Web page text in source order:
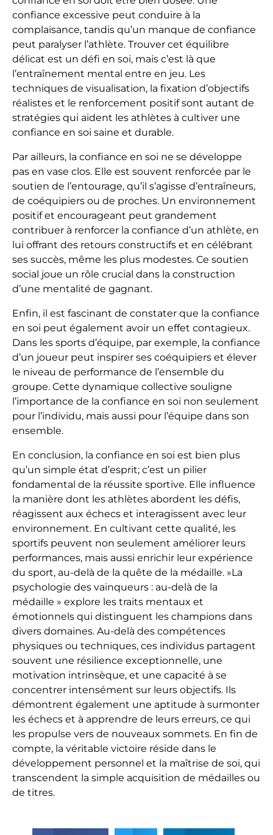
confiance excessive peut conduire à la
complaisance, tandis qu’un manque de confiance
peut paralyser l’athlète. Trouver cet équilibre
délicat est un défi en soi, mais c’est là que
l’entraînement mental entre en jeu. Les
techniques de visualisation, la fixation d’objectifs
réalistes et le renforcement positif sont autant de
stratégies qui aident les athlètes à cultiver une
confiance en soi saine et durable.
Par ailleurs, la confiance en soi ne se développe
pas en vase clos. Elle est souvent renforcée par le
soutien de l’entourage, qu’il s’agisse d’entraîneurs,
de coéquipiers ou de proches. Un environnement
positif et encourageant peut grandement
contribuer à renforcer la confiance d’un athlète, en
lui offrant des retours constructifs et en célébrant
ses succès, même les plus modestes. Ce soutien
social joue un rôle crucial dans la construction
d’une mentalité de gagnant.
Enfin, il est fascinant de constater que la confiance
en soi peut également avoir un effet contagieux.
Dans les sports d’équipe, par exemple, la confiance
d’un joueur peut inspirer ses coéquipiers et élever
le niveau de performance de l’ensemble du
groupe. Cette dynamique collective souligne
l’importance de la confiance en soi non seulement
pour l’individu, mais aussi pour l’équipe dans son
ensemble.
En conclusion, la confiance en soi est bien plus
qu’un simple état d’esprit; c’est un pilier
fondamental de la réussite sportive. Elle influence
la manière dont les athlètes abordent les défis,
réagissent aux échecs et interagissent avec leur
environnement. En cultivant cette qualité, les
sportifs peuvent non seulement améliorer leurs
performances, mais aussi enrichir leur expérience
du sport, au-delà de la quête de la médaille. »La
psychologie des vainqueurs : au-delà de la
médaille » explore les traits mentaux et
émotionnels qui distinguent les champions dans
divers domaines. Au-delà des compétences
physiques ou techniques, ces individus partagent
souvent une résilience exceptionnelle, une
motivation intrinsèque, et une capacité à se
concentrer intensément sur leurs objectifs. Ils
démontrent également une aptitude à surmonter
les échecs et à apprendre de leurs erreurs, ce qui
les propulse vers de nouveaux sommets. En fin de
compte, la véritable victoire réside dans le
développement personnel et la maîtrise de soi, qui
transcendent la simple acquisition de médailles ou
de titres.